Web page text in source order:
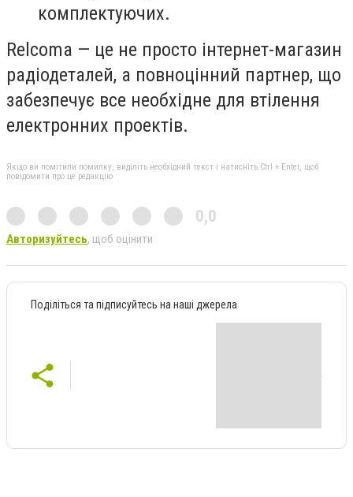
комплектуючих.
Relcoma — це не просто інтернет-магазин
радіодеталей, а повноцінний партнер, що
забезпечує все необхідне для втілення
електронних проектів.
Якщо ви помітили помилку, виділіть необхідний текст і натисніть Ctrl + Enter, щоб
повідомити про це редакцію
0,0
Авторизуйтесь, щоб оцінити
Поділіться та підписуйтесь на наші джерела